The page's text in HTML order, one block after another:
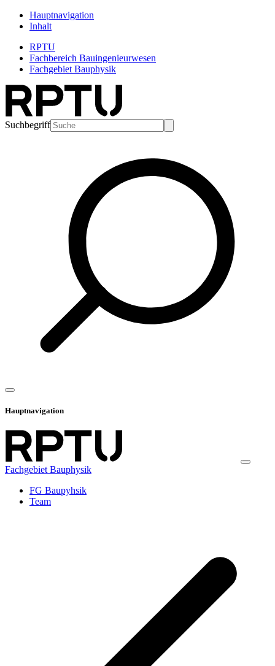
Hauptnavigation
Inhalt
RPTU
Fachbereich Bauingenieurwesen
Fachgebiet Bauphysik
Suchbegriff
Hauptnavigation
Fachgebiet Bauphysik
FG Baupyhsik
Team